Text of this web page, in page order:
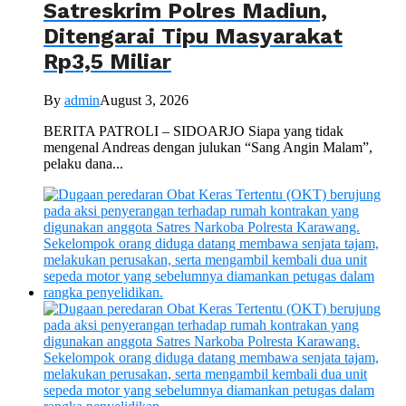
Satreskrim Polres Madiun,
Ditengarai Tipu Masyarakat
Rp3,5 Miliar
By adminAugust 3, 2026
BERITA PATROLI – SIDOARJO Siapa yang tidak
mengenal Andreas dengan julukan “Sang Angin Malam”,
pelaku dana...